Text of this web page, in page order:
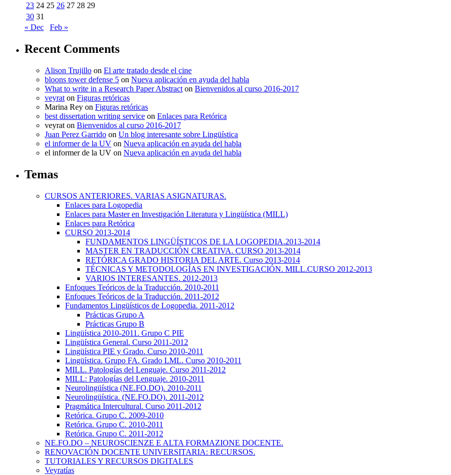
23 24 25 26 27 28 29
30 31
« Dec
Feb »
Recent Comments
Alison Trujillo on El arte tratado desde el cine
bloons tower defense 5 on Nueva aplicación en ayuda del habla
What to write in a Research Paper Abstract on Bienvenidos al curso 2016-2017
veyrat on Figuras retóricas
Marina Rey on Figuras retóricas
best dissertation writing service on Enlaces para Retórica
veyrat on Bienvenidos al curso 2016-2017
Juan Perez Garrido on Un blog interesante sobre Lingüística
el informer de la UV on Nueva aplicación en ayuda del habla
el informer de la UV on Nueva aplicación en ayuda del habla
Temas
CURSOS ANTERIORES. VARIAS ASIGNATURAS.
Enlaces para Logopedia
Enlaces para Master en Investigación Literatura y Lingüística (MILL)
Enlaces para Retórica
CURSO 2013-2014
FUNDAMENTOS LINGÜÍSTICOS DE LA LOGOPEDIA.2013-2014
MASTER EN TRADUCCIÓN CREATIVA. CURSO 2013-2014
RETÓRICA GRADO HISTORIA DEL ARTE. Curso 2013-2014
TÉCNICAS Y METODOLOGÍAS EN INVESTIGACIÓN. MILL.CURSO 2012-2013
VARIOS INTERESANTES. 2012-2013
Enfoques Teóricos de la Traducción. 2010-2011
Enfoques Teóricos de la Traducción. 2011-2012
Fundamentos Lingüísticos de Logopedia. 2011-2012
Prácticas Grupo A
Prácticas Grupo B
Lingüística 2010-2011. Grupo C PIE
Lingüística General. Curso 2011-2012
Lingüística PIE y Grado. Curso 2010-2011
Lingüística. Grupo FA. Grado LML. Curso 2010-2011
MILL. Patologías del Lenguaje. Curso 2011-2012
MILL: Patologías del Lenguaje. 2010-2011
Neurolingüística (NE.FO.DO). 2010-2011
Neurolingüística. (NE.FO.DO). 2011-2012
Pragmática Intercultural. Curso 2011-2012
Retórica. Grupo C. 2009-2010
Retórica. Grupo C. 2010-2011
Retórica. Grupo C. 2011-2012
NE.FO.DO – NEUROSCIENZE E ALTA FORMAZIONE DOCENTE.
RENOVACIÓN DOCENTE UNIVERSITARIA: RECURSOS.
TUTORIALES Y RECURSOS DIGITALES
Veyratías